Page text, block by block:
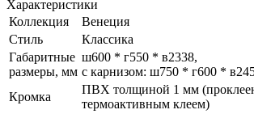
Характеристики
Коллекция
Венеция
Стиль
Классика
Габаритные
размеры, мм
ш600 * г550 * в2338,
с карнизом: ш750 * г600 *
Кромка
ПВХ толщиной 1 мм
термоактивным клеем)